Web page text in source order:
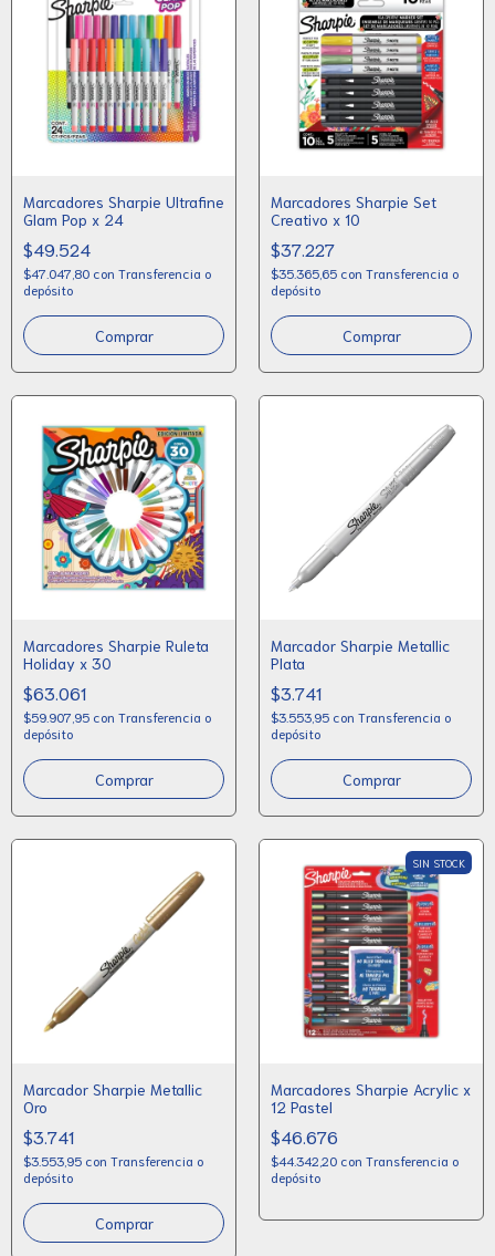
Marcadores Sharpie Ultrafine
Glam Pop x 24
$49.524
$47.047,80 con Transferencia o
depósito
Marcadores Sharpie Set
Creativo x 10
$37.227
$35.365,65 con Transferencia o
depósito
Marcadores Sharpie Ruleta
Holiday x 30
$63.061
$59.907,95 con Transferencia o
depósito
Marcador Sharpie Metallic
Plata
$3.741
$3.553,95 con Transferencia o
depósito
Marcador Sharpie Metallic
Oro
$3.741
$3.553,95 con Transferencia o
depósito
SIN STOCK
Marcadores Sharpie Acrylic x
12 Pastel
$46.676
$44.342,20 con Transferencia o
depósito